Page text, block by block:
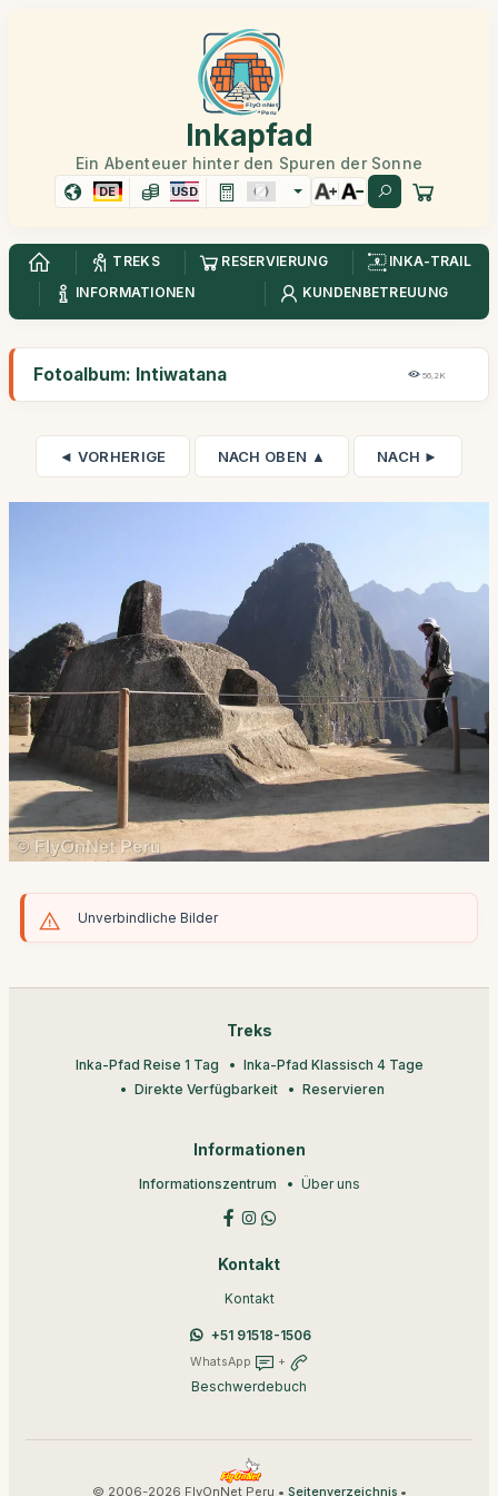
Inkapfad
Ein Abenteuer hinter den Spuren der Sonne
DE USD
TREKS RESERVIERUNG
INKA-TRAIL
INFORMATIONEN
KUNDENBETREUUNG
Fotoalbum: Intiwatana 56,2K
◄ VORHERIGE NACH OBEN ▲ NACH ►
Unverbindliche Bilder
Treks
Inka-Pfad Reise 1 Tag
Inka-Pfad Klassisch 4 Tage
Direkte Verfügbarkeit
Reservieren
Informationen
Informationszentrum Über uns
Kontakt
Kontakt
+51 91518-1506
WhatsApp +
Beschwerdebuch
© 2006-2026 FlyOnNet Peru • Seitenverzeichnis•